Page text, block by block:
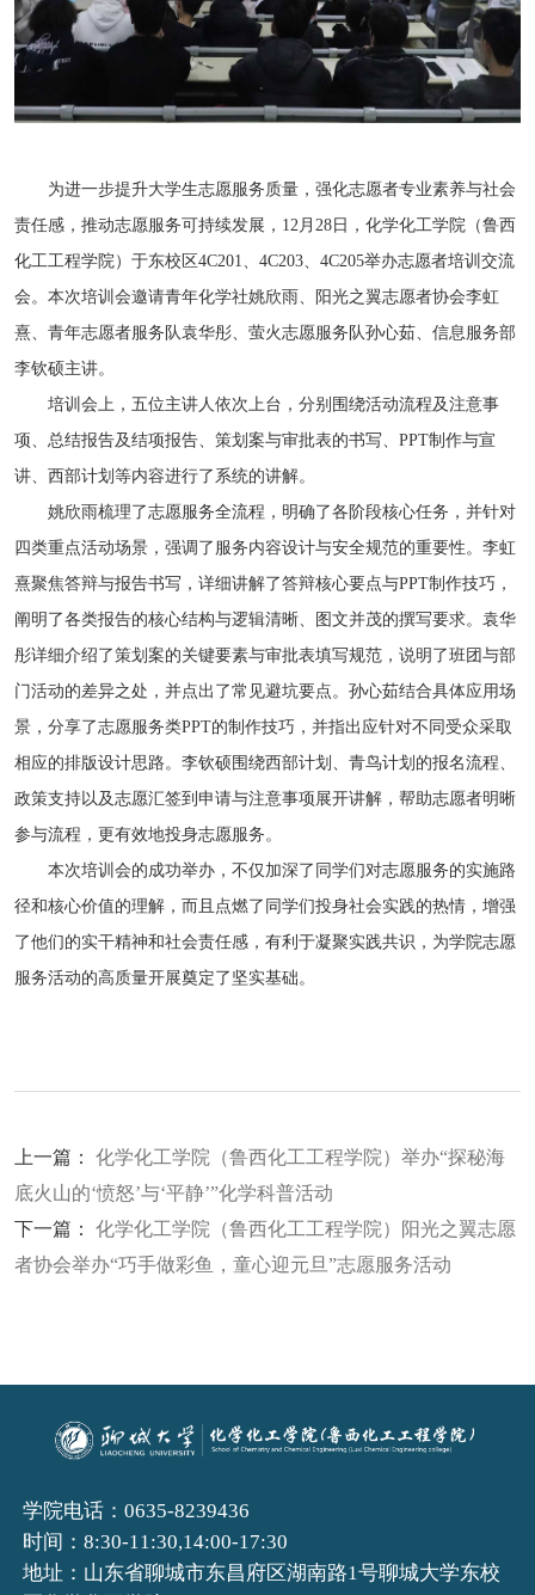
为进一步提升大学生志愿服务质量，强化志愿者专业素养与社会
责任感，推动志愿服务可持续发展，12月28日，化学化工学院 （鲁西
化工工程学院） 于东校区4C201、4C203、4C205举办志愿者培训交流
会。本次培训会邀请青年化学社姚欣雨、阳光之翼志愿者协会李虹
熹、青年志愿者服务队袁华彤、萤火志愿服务队孙心茹、信息服务部
李钦硕主讲。
培训会上，五位主讲人依次上台，分别围绕活动流程及注意事
项、总结报告及结项报告、策划案与审批表的书写、PPT制作与宣
讲、西部计划等内容进行了系统的讲解。
姚欣雨梳理了志愿服务全流程，明确了各阶段核心任务，并针对
四类重点活动场景，强调了服务内容设计与安全规范的重要性。李虹
熹聚焦答辩与报告书写，详细讲解了答辩核心要点与PPT制作技巧，
阐明了各类报告的核心结构与逻辑清晰、图文并茂的撰写要求。袁华
彤详细介绍了策划案的关键要素与审批表填写规范，说明了班团与部
门活动的差异之处，并点出了常见避坑要点。孙心茹结合具体应用场
景，分享了志愿服务类PPT的制作技巧，并指出应针对不同受众采取
相应的排版设计思路。李钦硕围绕西部计划、青鸟计划的报名流程、
政策支持以及志愿汇签到申请与注意事项展开讲解，帮助志愿者明晰
参与流程，更有效地投身志愿服务。
本次培训会的成功举办，不仅加深了同学们对志愿服务的实施路
径和核心价值的理解，而且点燃了同学们投身社会实践的热情，增强
了他们的实干精神和社会责任感，有利于凝聚实践共识，为学院志愿
服务活动的高质量开展奠定了坚实基础。
上一篇： 化学化工学院（鲁西化工工程学院）举办“探秘海
底火山的‘愤怒’与‘平静’”化学科普活动
下一篇： 化学化工学院（鲁西化工工程学院）阳光之翼志愿
者协会举办“巧手做彩鱼，童心迎元旦”志愿服务活动
学院电话：0635-8239436
时间：8:30-11:30,14:00-17:30
地址：山东省聊城市东昌府区湖南路1号聊城大学东校